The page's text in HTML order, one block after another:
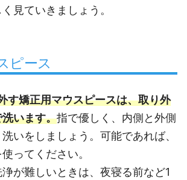
見ていきましょう。
ピース
す矯正用マウスピースは、取り外
います。指で優しく、内側と外側
いをしましょう。可能であれば、
ってください。
が難しいときは、夜寝る前など1